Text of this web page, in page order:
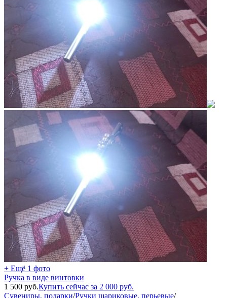
+ Ещё 1 фото
Ручка в виде винтовки
1 500 руб.Купить сейчас за 2 000 руб.
Сувениры, подарки/Ручки шариковые, перьевые/